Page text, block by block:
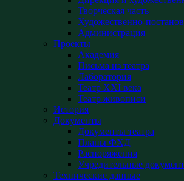
Творческая часть
Художественно-
Администрация
Проекты
Академия
Письма из театра
Лаборатория
Театр XXI века
Театр живописи
История
Документы
Документы театра
Планы ФХД
Распоряжения
Учредительные
Технические данные